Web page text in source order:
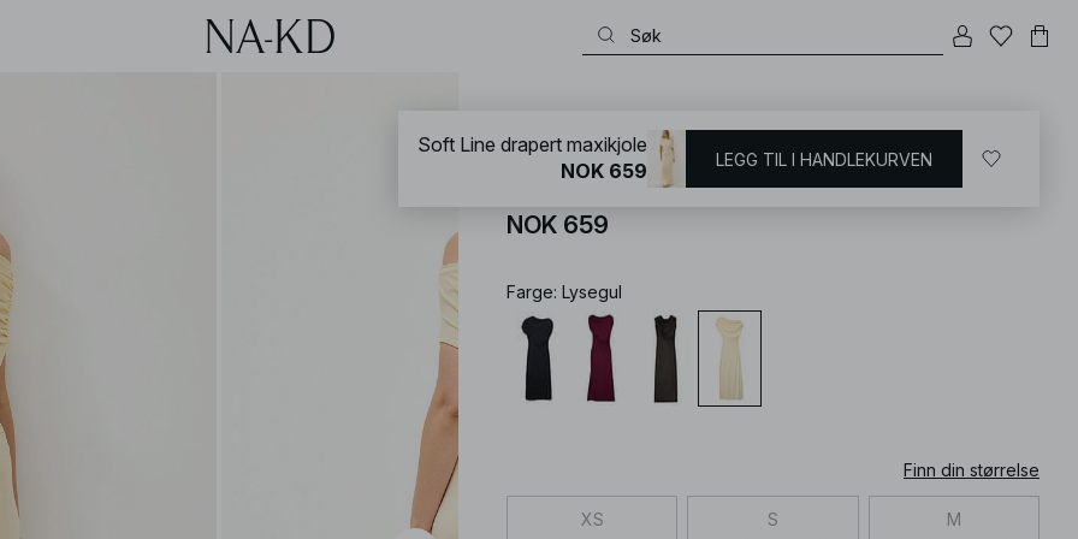
Soft Line drapert maxikjole
NOK 659
Farge: Lysegul
Finn din størrelse
XS S M
Soft Line drapert maxikjole
NOK 659
LEGG TIL I HANDLEKURVEN